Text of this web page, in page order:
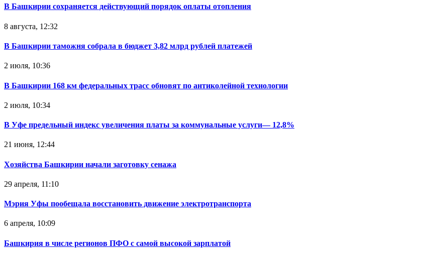
В Башкирии сохраняется действующий порядок оплаты отопления
8 августа, 12:32
В Башкирии таможня собрала в бюджет 3,82 млрд рублей платежей
2 июля, 10:36
В Башкирии 168 км федеральных трасс обновят по антиколейной технологии
2 июля, 10:34
В Уфе предельный индекс увеличения платы за коммунальные услуги— 12,8%
21 июня, 12:44
Хозяйства Башкирии начали заготовку сенажа
29 апреля, 11:10
Мэрия Уфы пообещала восстановить движение электротранспорта
6 апреля, 10:09
Башкирия в числе регионов ПФО с самой высокой зарплатой